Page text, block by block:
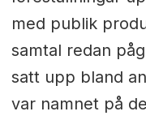
med publik
samtal redan
satt upp bland
var namnet på